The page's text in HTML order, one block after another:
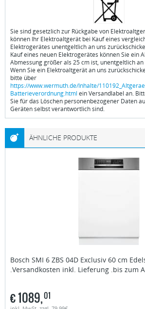
Sie sind gesetzlich zur Rückgabe von
können Ihr Elektroaltgerät bei Kauf eines
Elektrogerätes unentgeltlich an uns
Kauf eines neuen Elektrogerätes können Sie ein
Abmessung größer als 25 cm ist, unentgeltlich
Wenn Sie ein Elektroaltgerät an uns
bitte über
https://www.wermuth.de/Inhalte/
Batterieverordnung.html ein Versandlabel an.
Sie für das Löschen personenbezogener Daten
Geräten selbst verantwortlich sind.
ÄHNLICHE PRODUKTE
Bosch SMI 6 ZBS 04D Exclusiv 60 cm
.Versandkosten inkl. Lieferung .bis zum
€1089,01